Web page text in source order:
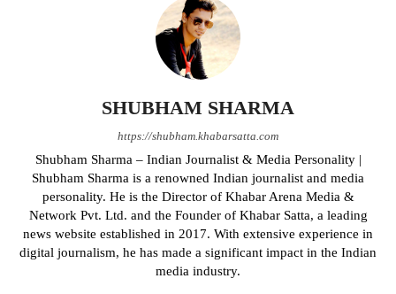
SHUBHAM SHARMA
https://shubham.khabarsatta.com
Shubham Sharma – Indian Journalist & Media Personality |
Shubham Sharma is a renowned Indian journalist and media
personality. He is the Director of Khabar Arena Media &
Network Pvt. Ltd. and the Founder of Khabar Satta, a leading
news website established in 2017. With extensive experience in
digital journalism, he has made a significant impact in the Indian
media industry.